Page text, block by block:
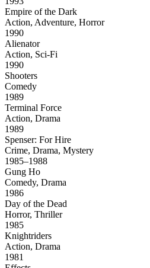
Empire of the Dark
Action, Adventure, Horror
1990
Alienator
Action, Sci-Fi
1990
Shooters
Comedy
1989
Terminal Force
Action, Drama
1989
Spenser: For Hire
Crime, Drama, Mystery
1985–1988
Gung Ho
Comedy, Drama
1986
Day of the Dead
Horror, Thriller
1985
Knightriders
Action, Drama
1981